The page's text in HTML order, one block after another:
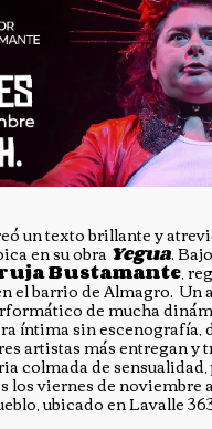
un texto brillante y
en su obraYegua.
Bustamante,
el barrio de Almagro. Un
de mucha
íntima sin escenografía,
artistas más entregan y
colmada de
los viernes de noviembre
ubicado en Lavalle